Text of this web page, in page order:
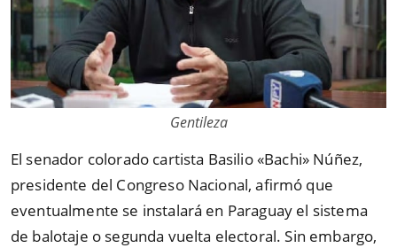
Gentileza
El senador colorado cartista Basilio «Bachi» Núñez,
presidente del Congreso Nacional, afirmó que
eventualmente se instalará en Paraguay el sistema
de balotaje o segunda vuelta electoral. Sin embargo,